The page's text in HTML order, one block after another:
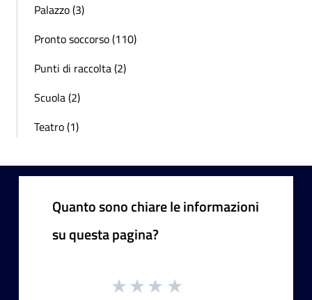
Palazzo (3)
Pronto soccorso (110)
Punti di raccolta (2)
Scuola (2)
Teatro (1)
Quanto sono chiare le informazioni
su questa pagina?